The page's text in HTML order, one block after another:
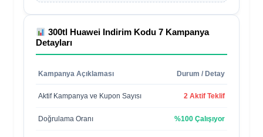
300tl Huawei Indirim Kodu 7 Kampanya
Detayları
Kampanya Açıklaması Durum / Detay
Aktif Kampanya ve Kupon Sayısı 2 Aktif Teklif
Doğrulama Oranı %100 Çalışıyor